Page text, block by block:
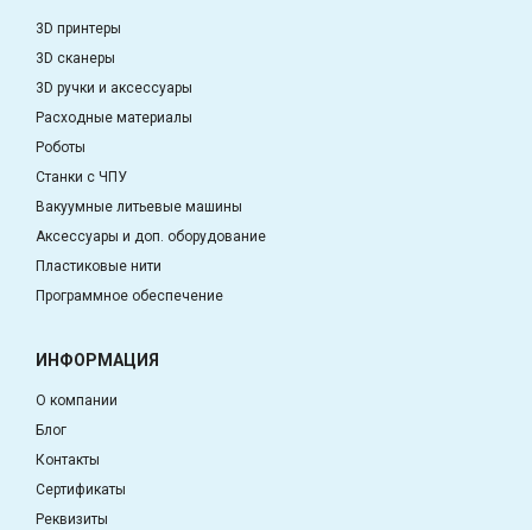
3D принтеры
3D сканеры
3D ручки и аксессуары
Расходные материалы
Роботы
Станки с ЧПУ
Вакуумные литьевые машины
Аксессуары и доп. оборудование
Пластиковые нити
Программное обеспечение
ИНФОРМАЦИЯ
О компании
Блог
Контакты
Сертификаты
Реквизиты